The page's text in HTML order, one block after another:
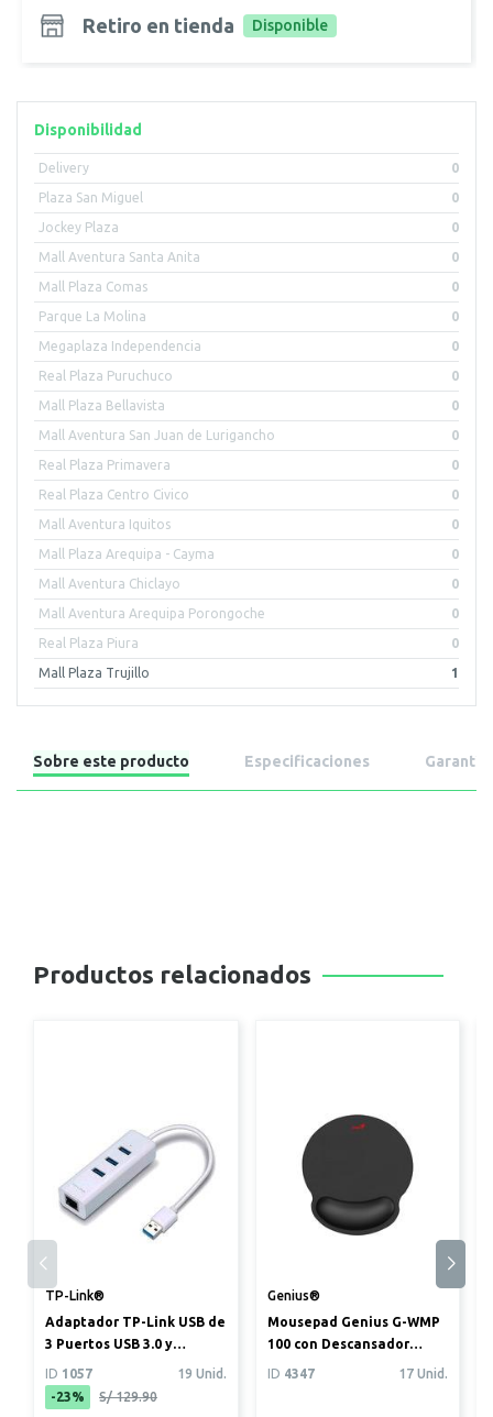
Disponibilidad
Delivery 0
Plaza San Miguel 0
Jockey Plaza 0
Mall Aventura Santa Anita 0
Mall Plaza Comas 0
Parque La Molina 0
Megaplaza Independencia 0
Real Plaza Puruchuco 0
Mall Plaza Bellavista 0
Mall Aventura San Juan de Lurigancho 0
Real Plaza Primavera 0
Real Plaza Centro Civico 0
Mall Aventura Iquitos 0
Mall Plaza Arequipa - Cayma 0
Mall Aventura Chiclayo 0
Mall Aventura Arequipa Porongoche 0
Real Plaza Piura 0
Mall Plaza Trujillo 1
Retiro en tienda Disponible
Sobre este producto Especificaciones Garantía
Productos relacionados
TP-Link®
Adaptador TP-Link USB de
3 Puertos USB 3.0 y
Ethernet Gigabit RJ45
(UE33...
ID 1057
19 Unid.
-23%
S/ 129.90
Genius®
Mousepad Genius G-WMP
100 con Descansador
Negro
ID 4347 17 Unid.